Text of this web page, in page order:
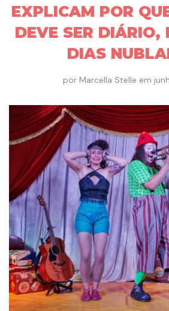
EXPLICAM POR
DEVE SER DIÁRIO,
DIAS
por Marcella Stelle em